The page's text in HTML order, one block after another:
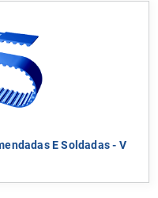
E Soldadas - V